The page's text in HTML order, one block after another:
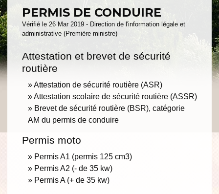
PERMIS DE CONDUIRE
Vérifié le 26 Mar 2019 - Direction de l'information légale et
administrative (Première ministre)
Attestation et brevet de sécurité
routière
Attestation de sécurité routière (ASR)
Attestation scolaire de sécurité routière (ASSR)
Brevet de sécurité routière (BSR), catégorie
AM du permis de conduire
Permis moto
Permis A1 (permis 125 cm3)
Permis A2 (- de 35 kw)
Permis A (+ de 35 kw)